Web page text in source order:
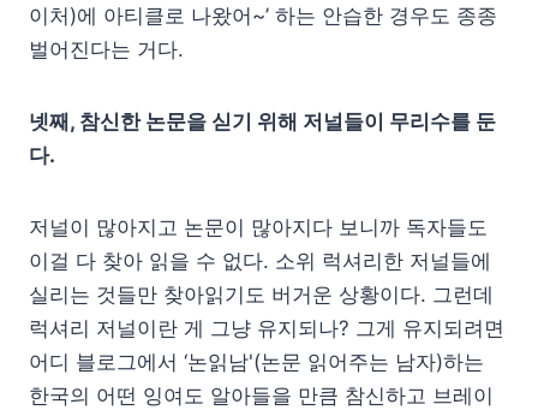
이처)에 아티클로 나왔어~’ 하는 안습한 경우도 종종
벌어진다는 거다.
넷째, 참신한 논문을 싣기 위해 저널들이 무리수를 둔
다.
저널이 많아지고 논문이 많아지다 보니까 독자들도
이걸 다 찾아 읽을 수 없다. 소위 럭셔리한 저널들에
실리는 것들만 찾아읽기도 버거운 상황이다. 그런데
럭셔리 저널이란 게 그냥 유지되나? 그게 유지되려면
어디 블로그에서 ‘논읽남'(논문 읽어주는 남자)하는
한국의 어떤 잉여도 알아들을 만큼 참신하고 브레이